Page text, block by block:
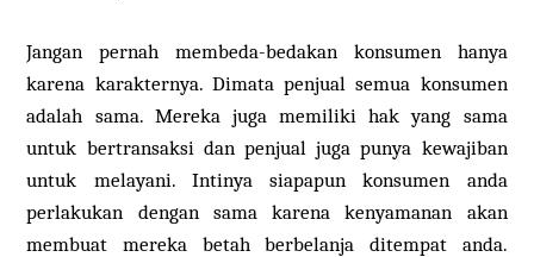
Jangan pernah membeda-bedakan konsumen hanya
karena karakternya. Dimata penjual semua konsumen
adalah sama. Mereka juga memiliki hak yang sama
untuk bertransaksi dan penjual juga punya kewajiban
untuk melayani. Intinya siapapun konsumen anda
perlakukan dengan sama karena kenyamanan akan
membuat mereka betah berbelanja ditempat anda.